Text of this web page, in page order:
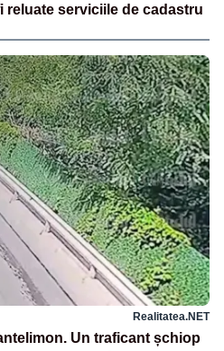
reluate serviciile de cadastru
Realitatea.NET
Un traficant șchiop